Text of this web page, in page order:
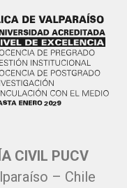
CIVIL PUCV
– Chile